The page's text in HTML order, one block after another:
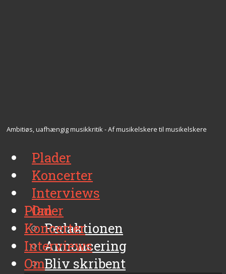
Ambitiøs, uafhængig musikkritik - Af musikelskere til musikelskere
Plader
Koncerter
Interviews
Om
Redaktionen
Annoncering
Bliv skribent
Plader
Koncerter
Interviews
Om